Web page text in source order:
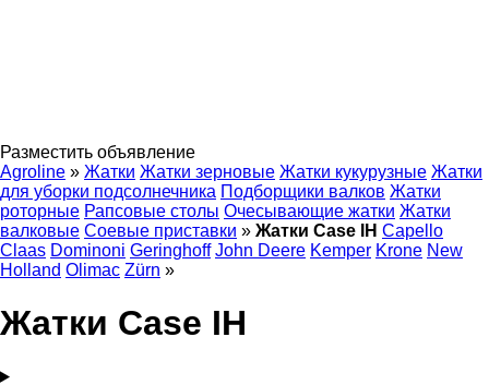
Разместить объявление
Agroline » Жатки Жатки зерновые Жатки кукурузные Жатки
для уборки подсолнечника Подборщики валков Жатки
роторные Рапсовые столы Очесывающие жатки Жатки
валковые Соевые приставки » Жатки Case IH Capello
Claas Dominoni Geringhoff John Deere Kemper Krone New
Holland Olimac Zürn »
Жатки Case IH